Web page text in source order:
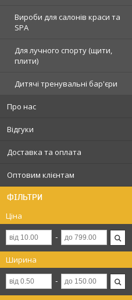
Вироби для салонів краси та
SPA
Для лучного спорту (щити,
плити)
Дитячі тренувальні бар'єри
Про нас
Відгуки
Доставка та оплата
Оптовим клієнтам
ФІЛЬТРИ
Ціна
Ширина